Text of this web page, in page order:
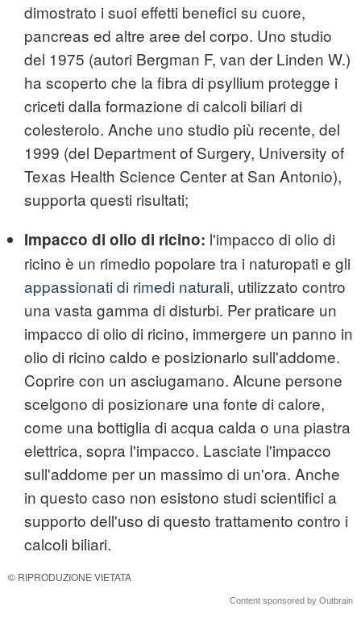
dimostrato i suoi effetti benefici su cuore,
pancreas ed altre aree del corpo. Uno studio
del 1975 (autori Bergman F, van der Linden W.)
ha scoperto che la fibra di psyllium protegge i
criceti dalla formazione di calcoli biliari di
colesterolo. Anche uno studio più recente, del
1999 (del Department of Surgery, University of
Texas Health Science Center at San Antonio),
supporta questi risultati;
Impacco di olio di ricino: l'impacco di olio di
ricino è un rimedio popolare tra i naturopati e gli
appassionati di rimedi naturali, utilizzato contro
una vasta gamma di disturbi. Per praticare un
impacco di olio di ricino, immergere un panno in
olio di ricino caldo e posizionarlo sull'addome.
Coprire con un asciugamano. Alcune persone
scelgono di posizionare una fonte di calore,
come una bottiglia di acqua calda o una piastra
elettrica, sopra l'impacco. Lasciate l'impacco
sull'addome per un massimo di un'ora. Anche
in questo caso non esistono studi scientifici a
supporto dell'uso di questo trattamento contro i
calcoli biliari.
© RIPRODUZIONE VIETATA
Content sponsored by Outbrain